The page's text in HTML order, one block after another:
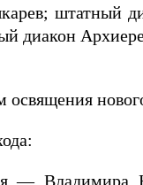
штатный
диакон
— Владимира